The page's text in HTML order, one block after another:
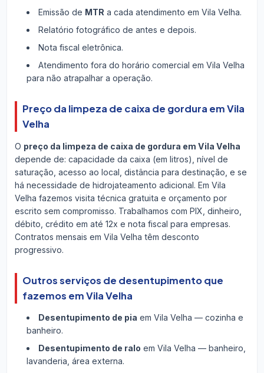
Emissão de MTR a cada atendimento em Vila Velha.
Relatório fotográfico de antes e depois.
Nota fiscal eletrônica.
Atendimento fora do horário comercial em Vila Velha
para não atrapalhar a operação.
Preço da limpeza de caixa de gordura em Vila
Velha
O preço da limpeza de caixa de gordura em Vila Velha
depende de: capacidade da caixa (em litros), nível de
saturação, acesso ao local, distância para destinação, e se
há necessidade de hidrojateamento adicional. Em Vila
Velha fazemos visita técnica gratuita e orçamento por
escrito sem compromisso. Trabalhamos com PIX, dinheiro,
débito, crédito em até 12x e nota fiscal para empresas.
Contratos mensais em Vila Velha têm desconto
progressivo.
Outros serviços de desentupimento que
fazemos em Vila Velha
Desentupimento de pia em Vila Velha — cozinha e
banheiro.
Desentupimento de ralo em Vila Velha — banheiro,
lavanderia, área externa.